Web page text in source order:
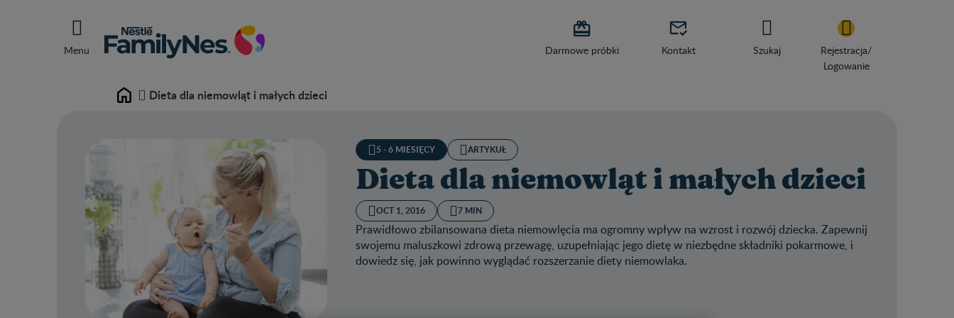
Menu

Darmowe próbki

Kontakt Szukaj
Rejestracja/
Logowanie
Home Dieta dla niemowląt i małych dzieci
5 - 6 MIESIĘCY ARTYKUŁ
Dieta dla niemowląt i małych dzieci
OCT 1, 2016 7 MIN
Prawidłowo zbilansowana dieta niemowlęcia ma ogromny wpływ na wzrost i rozwój dziecka. Zapewnij
swojemu maluszkowi zdrową przewagę, uzupełniając jego dietę w niezbędne składniki pokarmowe, i
dowiedz się, jak powinno wyglądać rozszerzanie diety niemowlaka.